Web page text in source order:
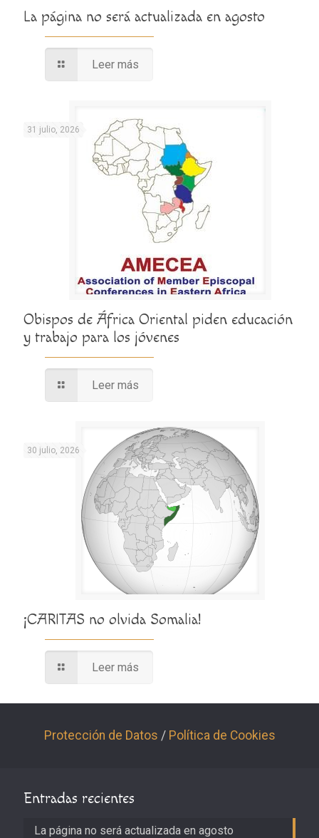
La página no será actualizada en agosto
Leer más
31 julio, 2026
Obispos de África Oriental piden educación
y trabajo para los jóvenes
Leer más
30 julio, 2026
¡CARITAS no olvida Somalia!
Leer más
Protección de Datos / Política de Cookies
Entradas recientes
La página no será actualizada en agosto